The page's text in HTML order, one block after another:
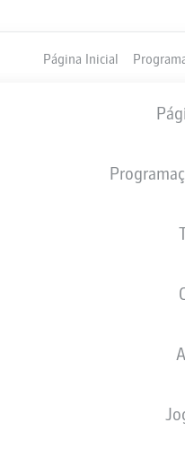
Página Inicial